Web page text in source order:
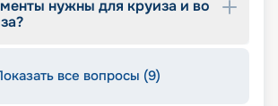
оставляйте заявку.
нужны для круиза и во
все вопросы (9)